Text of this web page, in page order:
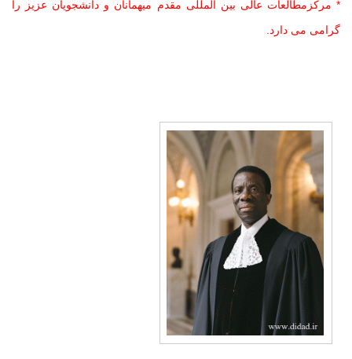
* مرکزمطالعات عالی بین المللی مقدم میهمانان و دانشجویان عزیز را
گرامی می دارد